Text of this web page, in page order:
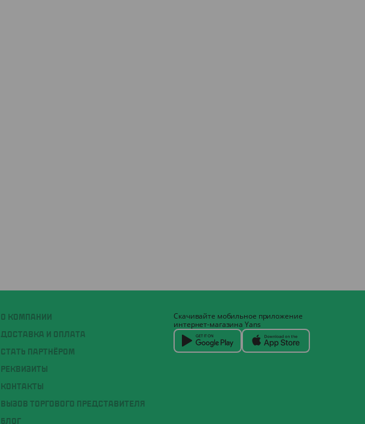
О КОМПАНИИ
ДОСТАВКА И ОПЛАТА
СТАТЬ ПАРТНЁРОМ
РЕКВИЗИТЫ
КОНТАКТЫ
ВЫЗОВ ТОРГОВОГО ПРЕДСТАВИТЕЛЯ
БЛОГ
Скачивайте мобильное приложение
интернет-магазина Yans